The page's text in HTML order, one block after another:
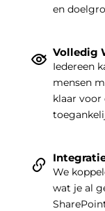
en
Volledig
Iedereen
mensen
klaar voor
We
wat je al